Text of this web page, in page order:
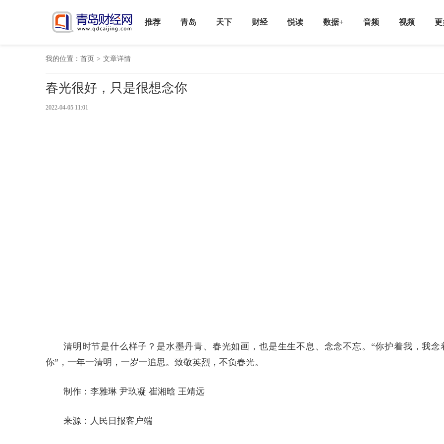
推荐 青岛 天下 财经 悦读 数据+ 音频 视频 更
我的位置： 首页 > 文章详情
春光很好，只是很想念你
2022-04-05 11:01
清明时节是什么样子？是水墨丹青、春光如画，也是生生不息、念念不忘。“你护着我，我念
你”，一年一清明，一岁一追思。致敬英烈，不负春光。
制作：李雅琳 尹玖凝 崔湘晗 王靖远
来源：人民日报客户端